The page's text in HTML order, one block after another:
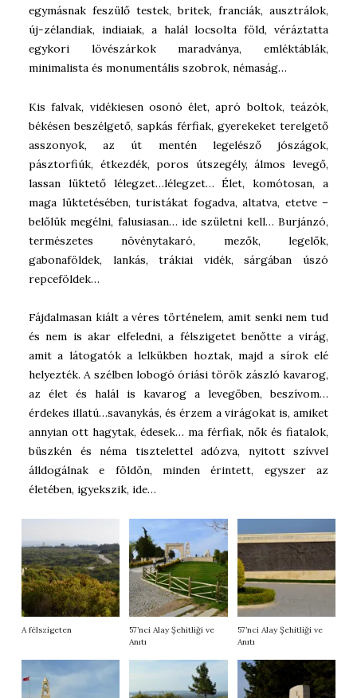
egymásnak feszülő testek, britek, franciák, ausztrálok,
új-zélandiak, indiaiak, a halál locsolta föld, véráztatta
egykori lövészárkok maradványa, emléktáblák,
minimalista és monumentális szobrok, némaság…
Kis falvak, vidékiesen osonó élet, apró boltok, teázók,
békésen beszélgető, sapkás férfiak, gyerekeket terelgető
asszonyok, az út mentén legelésző jószágok,
pásztorfiúk, étkezdék, poros útszegély, álmos levegő,
lassan lüktető lélegzet…lélegzet… Élet, komótosan, a
maga lüktetésében, turistákat fogadva, altatva, etetve –
belőlük megélni, falusiasan… ide születni kell… Burjánzó,
természetes növénytakaró, mezők, legelők,
gabonaföldek, lankás, trákiai vidék, sárgában úszó
repceföldek…
Fájdalmasan kiált a véres történelem, amit senki nem tud
és nem is akar elfeledni, a félszigetet benőtte a virág,
amit a látogatók a lelkükben hoztak, majd a sírok elé
helyezték. A szélben lobogó óriási török zászló kavarog,
az élet és halál is kavarog a levegőben, beszívom…
érdekes illatú…savanykás, és érzem a virágokat is, amiket
annyian ott hagytak, édesek… ma férfiak, nők és fiatalok,
büszkén és néma tisztelettel adózva, nyitott szívvel
álldogálnak e földön, minden érintett, egyszer az
életében, igyekszik, ide…
A félszigeten
57’nci Alay Şehitliği ve
Anıtı
57’nci Alay Şehitliği ve
Anıtı